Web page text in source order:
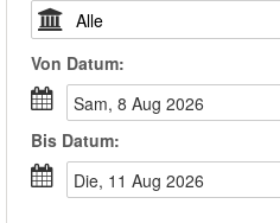
Von Datum:
Sam, 8 Aug 2026
Bis Datum:
Die, 11 Aug 2026